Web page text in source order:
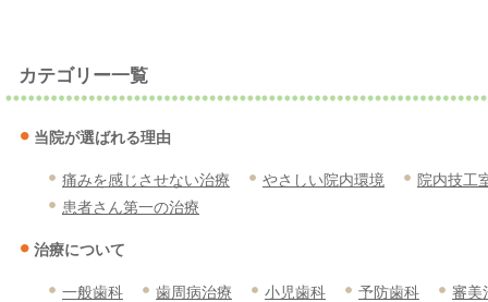
カテゴリー一覧
当院が選ばれる理由
痛みを感じさせない治療 やさしい院内環境
院内技工
患者さん第一の治療
治療について
一般歯科 歯周病治療 小児歯科 予防歯科
審美